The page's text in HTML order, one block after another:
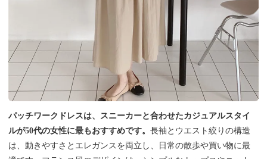
パッチワークドレスは、スニーカーと合わせたカジュアルスタイ
ルが50代の女性に最もおすすめです。長袖とウエスト絞りの構造
は、動きやすさとエレガンスを両立し、日常の散歩や買い物に最